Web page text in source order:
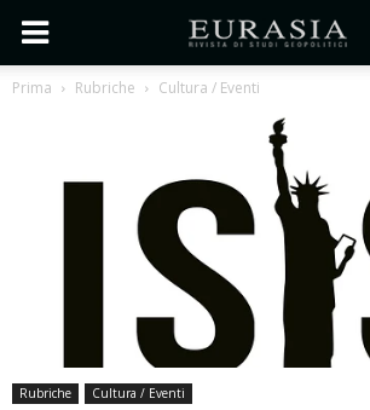
Prima Rubriche Cultura / Eventi
Rubriche Cultura / Eventi